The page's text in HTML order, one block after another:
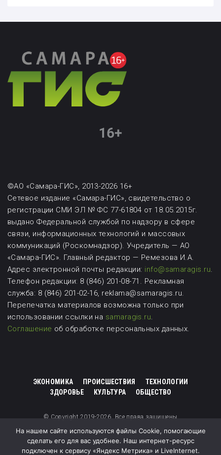
©АО «Самара-ГИС», 2013-2026 16+
Сетевое издание «Самара-ГИС», свидетельство о
регистрации СМИ ЭЛ № ФС 77-61804 от 18.05.2015г.
выдано Федеральной службой по надзору в сфере
связи, информационных технологий и массовых
коммуникаций (Роскомнадзор). Учредитель — АО
«Самара-ГИС». Главный редактор — Ремезова И.А.
Адрес электронной почты редакции: info@samaragis.ru.
Телефон редакции: 8 (846) 201-08-71. Рекламная
служба: 8 (846) 201-02-16, reklama@samaragis.ru.
Перепечатка материалов возможнатолько при
использовании ссылки на samaragis.ru.
Соглашение об обработке персональных данных.
ЭКОНОМИКА ПРОИСШЕСТВИЯ
ТЕХНОЛОГИИ
ЗДОРОВЬЕ
КУЛЬТУРА ОБЩЕСТВО
© Copyright 2019-2026. Все права защищены
На нашем сайте используются файлы Cookie, помогающие
сделать его для вас удобнее. Наш интернет-ресурс
подключен к сервису «Яндекс Метрика» и LiveInternet.